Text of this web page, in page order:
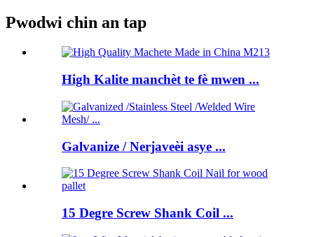
Pwodwi chin an tap
High Kalite manchèt te fè mwen ...
Galvanize / Nerjaveèi asye ...
15 Degre Screw Shank Coil ...